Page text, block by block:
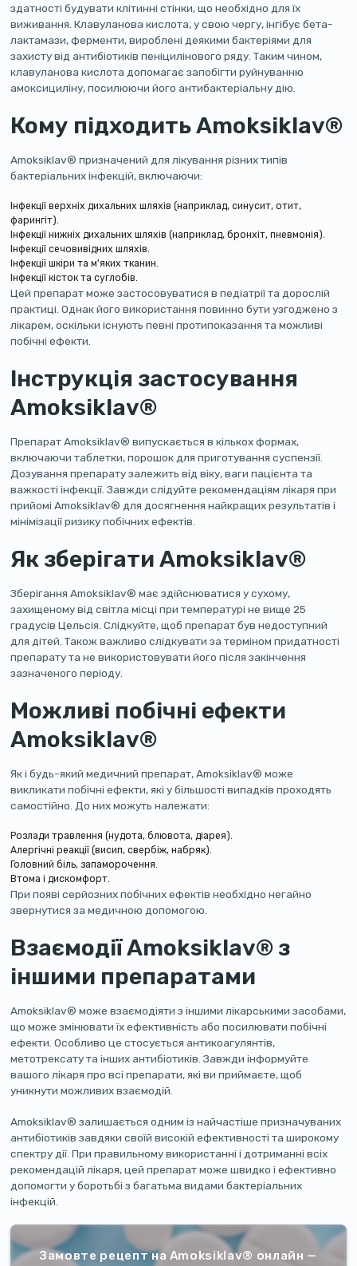
здатності будувати клітинні стінки, що необхідно для їх
виживання. Клавуланова кислота, у свою чергу, інгібує бета-
лактамази, ферменти, вироблені деякими бактеріями для
захисту від антибіотиків пеніцилінового ряду. Таким чином,
клавуланова кислота допомагає запобігти руйнуванню
амоксициліну, посилюючи його антибактеріальну дію.
Кому підходить Amoksiklav®
Amoksiklav® призначений для лікування різних типів
бактеріальних інфекцій, включаючи:
Інфекції верхніх дихальних шляхів (наприклад, синусит, отит,
фарингіт).
Інфекції нижніх дихальних шляхів (наприклад, бронхіт, пневмонія).
Інфекції сечовивідних шляхів.
Інфекції шкіри та м'яких тканин.
Інфекції кісток та суглобів.
Цей препарат може застосовуватися в педіатрії та дорослій
практиці. Однак його використання повинно бути узгоджено з
лікарем, оскільки існують певні протипоказання та можливі
побічні ефекти.
Інструкція застосування
Amoksiklav®
Препарат Amoksiklav® випускається в кількох формах,
включаючи таблетки, порошок для приготування суспензії.
Дозування препарату залежить від віку, ваги пацієнта та
важкості інфекції. Завжди слідуйте рекомендаціям лікаря при
прийомі Amoksiklav® для досягнення найкращих результатів і
мінімізації ризику побічних ефектів.
Як зберігати Amoksiklav®
Зберігання Amoksiklav® має здійснюватися у сухому,
захищеному від світла місці при температурі не вище 25
градусів Цельсія. Слідкуйте, щоб препарат був недоступний
для дітей. Також важливо слідкувати за терміном придатності
препарату та не використовувати його після закінчення
зазначеного періоду.
Можливі побічні ефекти
Amoksiklav®
Як і будь-який медичний препарат, Amoksiklav® може
викликати побічні ефекти, які у більшості випадків проходять
самостійно. До них можуть належати:
Розлади травлення (нудота, блювота, діарея).
Алергічні реакції (висип, свербіж, набряк).
Головний біль, запаморочення.
Втома і дискомфорт.
При появі серйозних побічних ефектів необхідно негайно
звернутися за медичною допомогою.
Взаємодії Amoksiklav® з
іншими препаратами
Amoksiklav® може взаємодіяти з іншими лікарськими засобами,
що може змінювати їх ефективність або посилювати побічні
ефекти. Особливо це стосується антикоагулянтів,
метотрексату та інших антибіотиків. Завжди інформуйте
вашого лікаря про всі препарати, які ви приймаєте, щоб
уникнути можливих взаємодій.
Amoksiklav® залишається одним із найчастіше призначуваних
антибіотиків завдяки своїй високій ефективності та широкому
спектру дії. При правильному використанні і дотриманні всіх
рекомендацій лікаря, цей препарат може швидко і ефективно
допомогти у боротьбі з багатьма видами бактеріальних
інфекцій.
Замовте рецепт на Amoksiklav® онлайн —